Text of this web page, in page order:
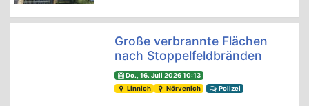
Große verbrannte Flächen
nach Stoppelfeldbränden
Do., 16. Juli 2026 10:13
Linnich
Nörvenich Polizei